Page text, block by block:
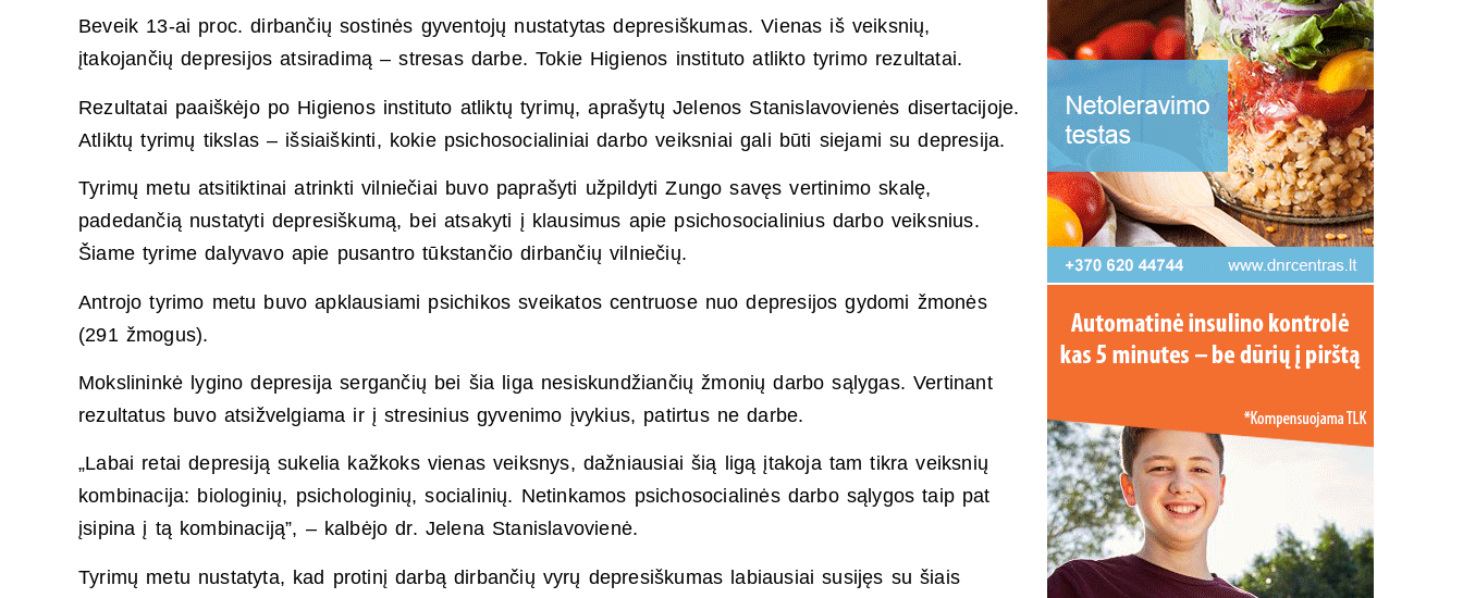
Beveik 13-ai proc. dirbančių sostinės gyventojų nustatytas depresiškumas. Vienas iš veiksnių,
įtakojančių depresijos atsiradimą – stresas darbe. Tokie Higienos instituto atlikto tyrimo rezultatai.
Rezultatai paaiškėjo po Higienos instituto atliktų tyrimų, aprašytų Jelenos Stanislavovienės disertacijoje.
Atliktų tyrimų tikslas – išsiaiškinti, kokie psichosocialiniai darbo veiksniai gali būti siejami su depresija.
Tyrimų metu atsitiktinai atrinkti vilniečiai buvo paprašyti užpildyti Zungo savęs vertinimo skalę,
padedančią nustatyti depresiškumą, bei atsakyti į klausimus apie psichosocialinius darbo veiksnius.
Šiame tyrime dalyvavo apie pusantro tūkstančio dirbančių vilniečių.
Antrojo tyrimo metu buvo apklausiami psichikos sveikatos centruose nuo depresijos gydomi žmonės
(291 žmogus).
Mokslininkė lygino depresija sergančių bei šia liga nesiskundžiančių žmonių darbo sąlygas. Vertinant
rezultatus buvo atsižvelgiama ir į stresinius gyvenimo įvykius, patirtus ne darbe.
„Labai retai depresiją sukelia kažkoks vienas veiksnys, dažniausiai šią ligą įtakoja tam tikra veiksnių
kombinacija: biologinių, psichologinių, socialinių. Netinkamos psichosocialinės darbo sąlygos taip pat
įsipina į tą kombinaciją”, – kalbėjo dr. Jelena Stanislavovienė.
Tyrimų metu nustatyta, kad protinį darbą dirbančių vyrų depresiškumas labiausiai susijęs su šiais